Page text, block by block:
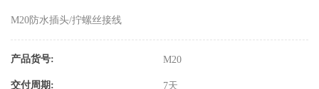
M20防水插头/拧螺丝接线
产品货号: M20
交付周期: 7天